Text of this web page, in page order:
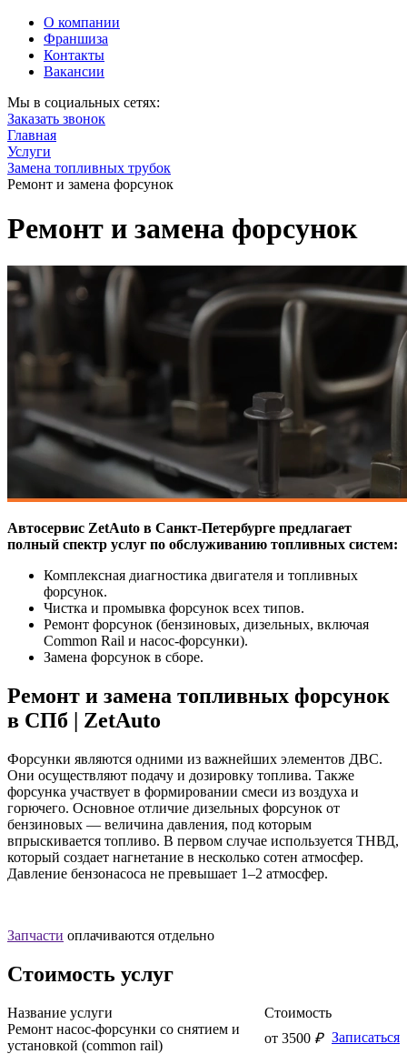
О компании
Франшиза
Контакты
Вакансии
Мы в социальных сетях:
Заказать звонок
Главная
Услуги
Замена топливных трубок
Ремонт и замена форсунок
Ремонт и замена форсунок
Автосервис ZetAuto в Санкт-Петербурге предлагает
полный спектр услуг по обслуживанию топливных систем:
Комплексная диагностика двигателя и топливных
форсунок.
Чистка и промывка форсунок всех типов.
Ремонт форсунок (бензиновых, дизельных, включая
Common Rail и насос-форсунки).
Замена форсунок в сборе.
Ремонт и замена топливных форсунок
в СПб | ZetAuto
Форсунки являются одними из важнейших элементов ДВС.
Они осуществляют подачу и дозировку топлива. Также
форсунка участвует в формировании смеси из воздуха и
горючего. Основное отличие дизельных форсунок от
бензиновых — величина давления, под которым
впрыскивается топливо. В первом случае используется ТНВД,
который создает нагнетание в несколько сотен атмосфер.
Давление бензонасоса не превышает 1–2 атмосфер.
Запчасти оплачиваются отдельно
Стоимость услуг
Название услуги
Стоимость
Ремонт насос-форсунки со снятием и
установкой (common rail)
от 3500 ₽ Записаться